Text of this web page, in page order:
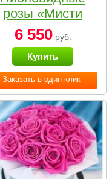
Заказать в один клик
розы «Мисти
бабблс» в
черной коробке
Small
6 550руб.
Купить